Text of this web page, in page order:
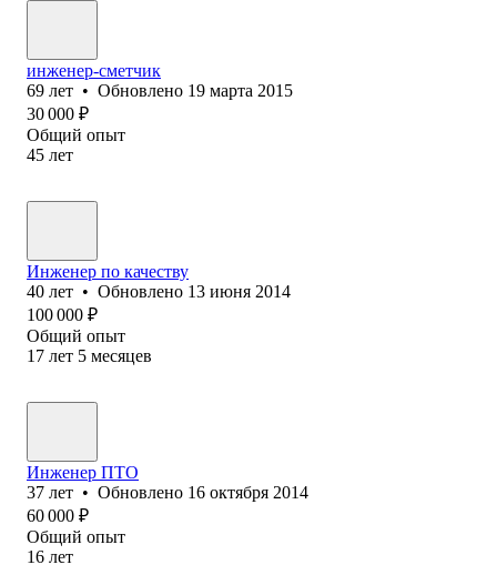
инженер-сметчик
69 лет • Обновлено 19 марта 2015
30 000 ₽
Общий опыт
45 лет
Инженер по качеству
40 лет • Обновлено 13 июня 2014
100 000 ₽
Общий опыт
17 лет 5 месяцев
Инженер ПТО
37 лет • Обновлено 16 октября 2014
60 000 ₽
Общий опыт
16 лет